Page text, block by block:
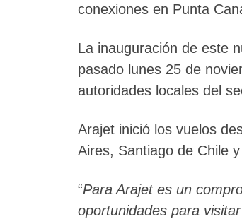
conexiones en Punta
La inauguración de este
pasado lunes 25 de
autoridades locales del
Arajet inició los vuelos
Aires, Santiago de Chile
“Para Arajet es un
oportunidades para